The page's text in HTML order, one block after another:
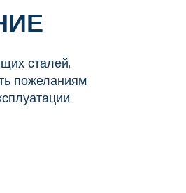
сталей.
пожеланиям